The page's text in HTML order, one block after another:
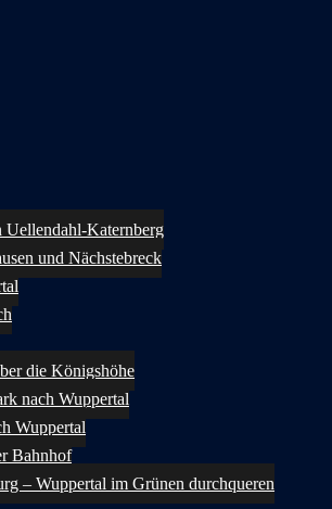
Katernberg
und Nächstebreck
die Königshöhe
nach Wuppertal
Wuppertal
Bahnhof
– Wuppertal im Grünen durchqueren